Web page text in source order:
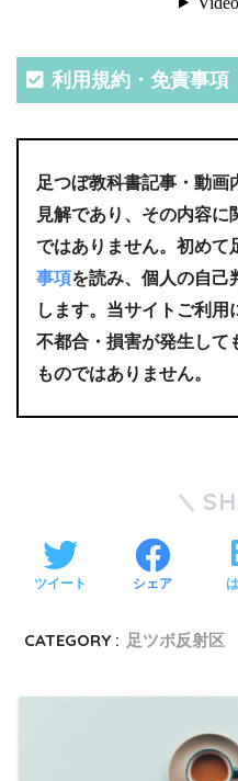
利用規約・免責事項
足つぼ教科書記事・動画
見解であり、その内容
ではありません。初めて
事項を読み、個人の自己
します。当サイトご利用
不都合・損害が発生して
ものではありません。
ツイート シェア
CATEGORY : 足ツボ反射区